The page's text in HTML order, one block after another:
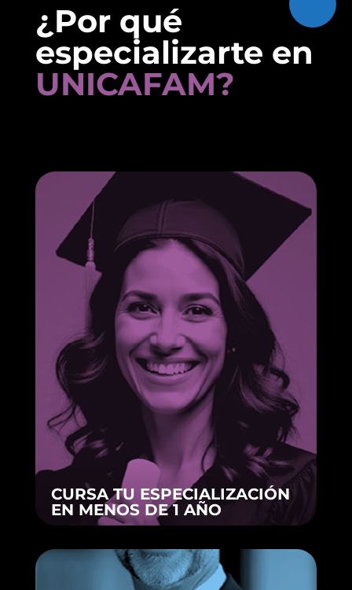
¿Por qué
especializarte en
UNICAFAM?
CURSA TU ESPECIALIZACIÓN
EN MENOS DE 1 AÑO